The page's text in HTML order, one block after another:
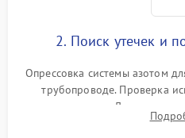
2. Поиск утечек и
Опрессовка системы азотом
трубопроводе. Проверка
течеискателем. Демонтаж
продувка капиллярной